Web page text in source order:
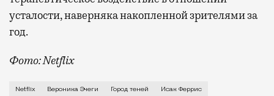
усталости, наверняка накопленной зрителями за
год.
Фото: Netflix
Испанский кинодетектив, без сомнений, может
Netflix Вероника Эчеги Город теней Исак Феррис